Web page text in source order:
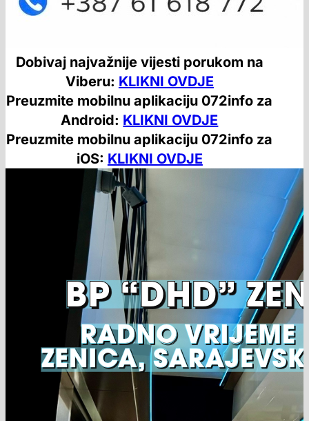
Dobivaj najvažnije vijesti porukom na
Viberu: KLIKNI OVDJE
Preuzmite mobilnu aplikaciju 072info za
Android: KLIKNI OVDJE
Preuzmite mobilnu aplikaciju 072info za
iOS: KLIKNI OVDJE